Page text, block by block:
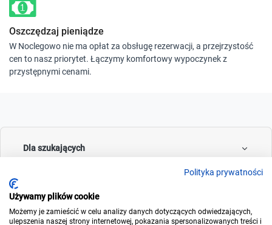
Oszczędzaj pieniądze
W Noclegowo nie ma opłat za obsługę rezerwacji, a przejrzystość
cen to nasz priorytet. Łączymy komfortowy wypoczynek z
przystępnymi cenami.
Dla szukających
Polityka prywatności
Używamy plików cookie
Możemy je zamieścić w celu analizy danych dotyczących odwiedzających,
ulepszenia naszej strony internetowej, pokazania spersonalizowanych treści i